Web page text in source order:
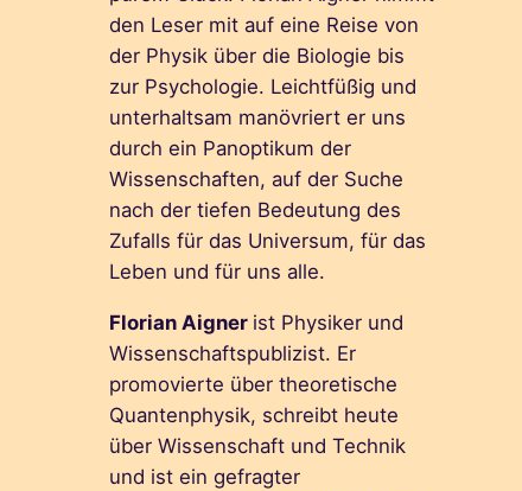
den Leser mit auf eine Reise von
der Physik über die Biologie bis
zur Psychologie. Leichtfüßig und
unterhaltsam manövriert er uns
durch ein Panoptikum der
Wissenschaften, auf der Suche
nach der tiefen Bedeutung des
Zufalls für das Universum, für das
Leben und für uns alle.
Florian Aigner ist Physiker und
Wissenschaftspublizist. Er
promovierte über theoretische
Quantenphysik, schreibt heute
über Wissenschaft und Technik
und ist ein gefragter